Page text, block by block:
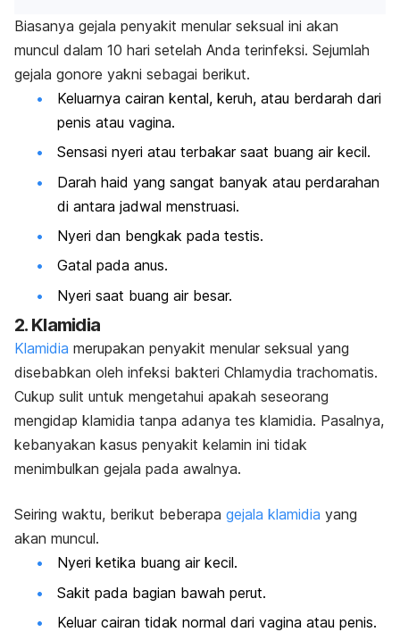
Biasanya gejala penyakit menular seksual ini akan
muncul dalam 10 hari setelah Anda terinfeksi. Sejumlah
gejala gonore yakni sebagai berikut.
Keluarnya cairan kental, keruh, atau berdarah dari
penis atau vagina.
Sensasi nyeri atau terbakar saat buang air kecil.
Darah haid yang sangat banyak atau perdarahan
di antara jadwal menstruasi.
Nyeri dan bengkak pada testis.
Gatal pada anus.
Nyeri saat buang air besar.
2. Klamidia
Klamidia merupakan penyakit menular seksual yang
disebabkan oleh infeksi bakteri Chlamydia trachomatis.
Cukup sulit untuk mengetahui apakah seseorang
mengidap klamidia tanpa adanya tes klamidia. Pasalnya,
kebanyakan kasus penyakit kelamin ini tidak
menimbulkan gejala pada awalnya.
Seiring waktu, berikut beberapa gejala klamidia yang
akan muncul.
Nyeri ketika buang air kecil.
Sakit pada bagian bawah perut.
Keluar cairan tidak normal dari vagina atau penis.